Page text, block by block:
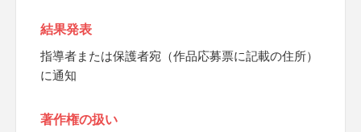
結果発表
指導者または保護者宛（作品応募票に記載の住所）
に通知
著作権の扱い